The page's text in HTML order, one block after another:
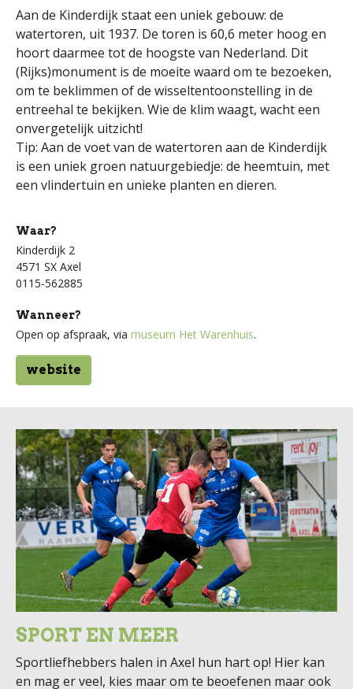
Aan de Kinderdijk staat een uniek gebouw: de
watertoren, uit 1937. De toren is 60,6 meter hoog en
hoort daarmee tot de hoogste van Nederland. Dit
(Rijks)monument is de moeite waard om te bezoeken,
om te beklimmen of de wisseltentoonstelling in de
entreehal te bekijken. Wie de klim waagt, wacht een
onvergetelijk uitzicht!
Tip: Aan de voet van de watertoren aan de Kinderdijk
is een uniek groen natuurgebiedje: de heemtuin, met
een vlindertuin en unieke planten en dieren.
Waar?
Kinderdijk 2
4571 SX Axel
0115-562885
Wanneer?
Open op afspraak, via museum Het Warenhuis.
website
SPORT EN MEER
Sportliefhebbers halen in Axel hun hart op! Hier kan
en mag er veel, kies maar om te beoefenen maar ook